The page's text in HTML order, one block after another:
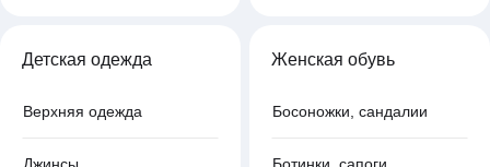
Детская одежда
Верхняя одежда
Женская обувь
Босоножки, сандалии